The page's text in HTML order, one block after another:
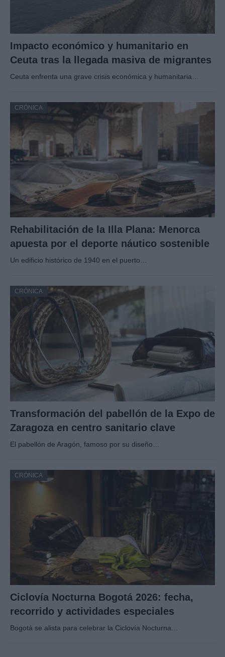
Impacto económico y humanitario en
Ceuta tras la llegada masiva de migrantes
Ceuta enfrenta una grave crisis económica y humanitaria…
CRÓNICA
Rehabilitación de la Illa Plana: Menorca
apuesta por el deporte náutico sostenible
Un edificio histórico de 1940 en el puerto…
CRÓNICA
Transformación del pabellón de la Expo de
Zaragoza en centro sanitario clave
El pabellón de Aragón, famoso por su diseño…
CRÓNICA
Ciclovía Nocturna Bogotá 2026: fecha,
recorrido y actividades especiales
Bogotá se alista para celebrar la Ciclovía Nocturna…